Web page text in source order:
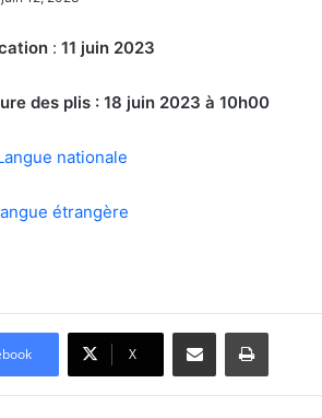
: 11 juin 2023
des plis : 18 juin 2023 à 10h00
nationale
étrangère
X